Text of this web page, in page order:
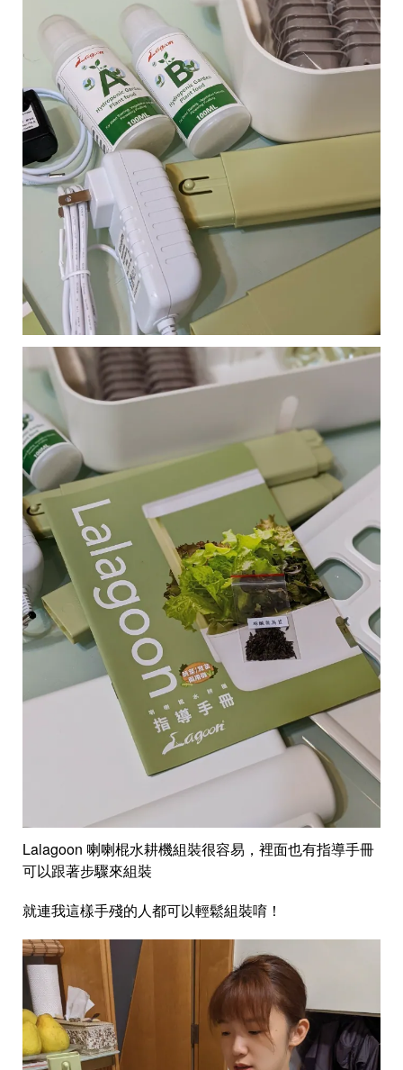
Lalagoon 喇喇棍水耕機組裝很容易，裡面也有指導手冊
可以跟著步驟來組裝
就連我這樣手殘的人都可以輕鬆組裝唷！